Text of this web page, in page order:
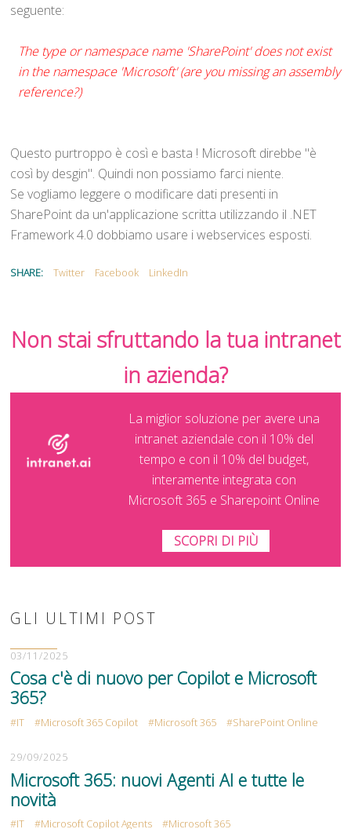
seguente:
The type or namespace name 'SharePoint' does not exist
in the namespace 'Microsoft' (are you missing an assembly
reference?)
Questo purtroppo è così e basta ! Microsoft direbbe "è
così by desgin". Quindi non possiamo farci niente.
Se vogliamo leggere o modificare dati presenti in
SharePoint da un'applicazione scritta utilizzando il .NET
Framework 4.0 dobbiamo usare i webservices esposti.
SHARE: Twitter Facebook LinkedIn
Non stai sfruttando la tua intranet
in azienda?
La miglior soluzione per avere una
intranet aziendale con il 10% del
tempo e con il 10% del budget,
interamente integrata con
Microsoft 365 e Sharepoint Online
SCOPRI DI PIÙ
GLI ULTIMI POST
03/11/2025
Cosa c'è di nuovo per Copilot e Microsoft
365?
IT Microsoft 365 Copilot Microsoft 365 SharePoint Online
29/09/2025
Microsoft 365: nuovi Agenti AI e tutte le
novità
IT Microsoft Copilot Agents Microsoft 365